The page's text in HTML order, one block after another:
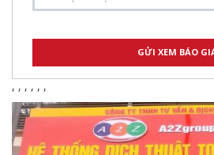
, , , , , ,